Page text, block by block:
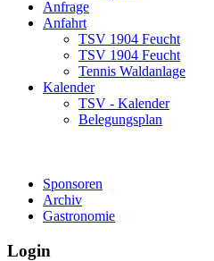
Anfrage
Anfahrt
TSV 1904 Feucht
TSV 1904 Feucht
Tennis Waldanlage
Kalender
TSV - Kalender
Belegungsplan
Sponsoren
Archiv
Gastronomie
Login